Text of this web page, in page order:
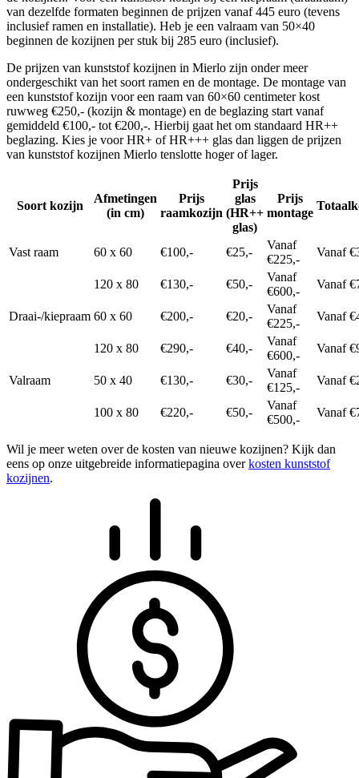
van dezelfde formaten beginnen de prijzen vanaf 445 euro (tevens
inclusief ramen en installatie). Heb je een valraam van 50×40
beginnen de kozijnen per stuk bij 285 euro (inclusief).
De prijzen van kunststof kozijnen in Mierlo zijn onder meer
ondergeschikt van het soort ramen en de montage. De montage van
een kunststof kozijn voor een raam van 60×60 centimeter kost
ruwweg €250,- (kozijn & montage) en de beglazing start vanaf
gemiddeld €100,- tot €200,-. Hierbij gaat het om standaard HR++
beglazing. Kies je voor HR+ of HR+++ glas dan liggen de prijzen
van kunststof kozijnen Mierlo tenslotte hoger of lager.
Soort kozijn
Afmetingen
(in cm)
Prijs
raamkozijn
Prijs
glas
(HR++
glas)
Prijs
montage
Vast raam 60 x 60 €100,- €25,-
Vanaf
€225,-
Vanaf
120 x 80 €130,- €50,-
Vanaf
€600,-
Vanaf
Draai-/kiepraam 60 x 60 €200,- €20,-
Vanaf
€225,-
Vanaf
120 x 80 €290,- €40,-
Vanaf
€600,-
Vanaf
Valraam 50 x 40 €130,- €30,-
Vanaf
€125,-
Vanaf
100 x 80 €220,- €50,-
Vanaf
€500,-
Vanaf
Wil je meer weten over de kosten van nieuwe kozijnen? Kijk dan
eens op onze uitgebreide informatiepagina overkosten kunststof
kozijnen.